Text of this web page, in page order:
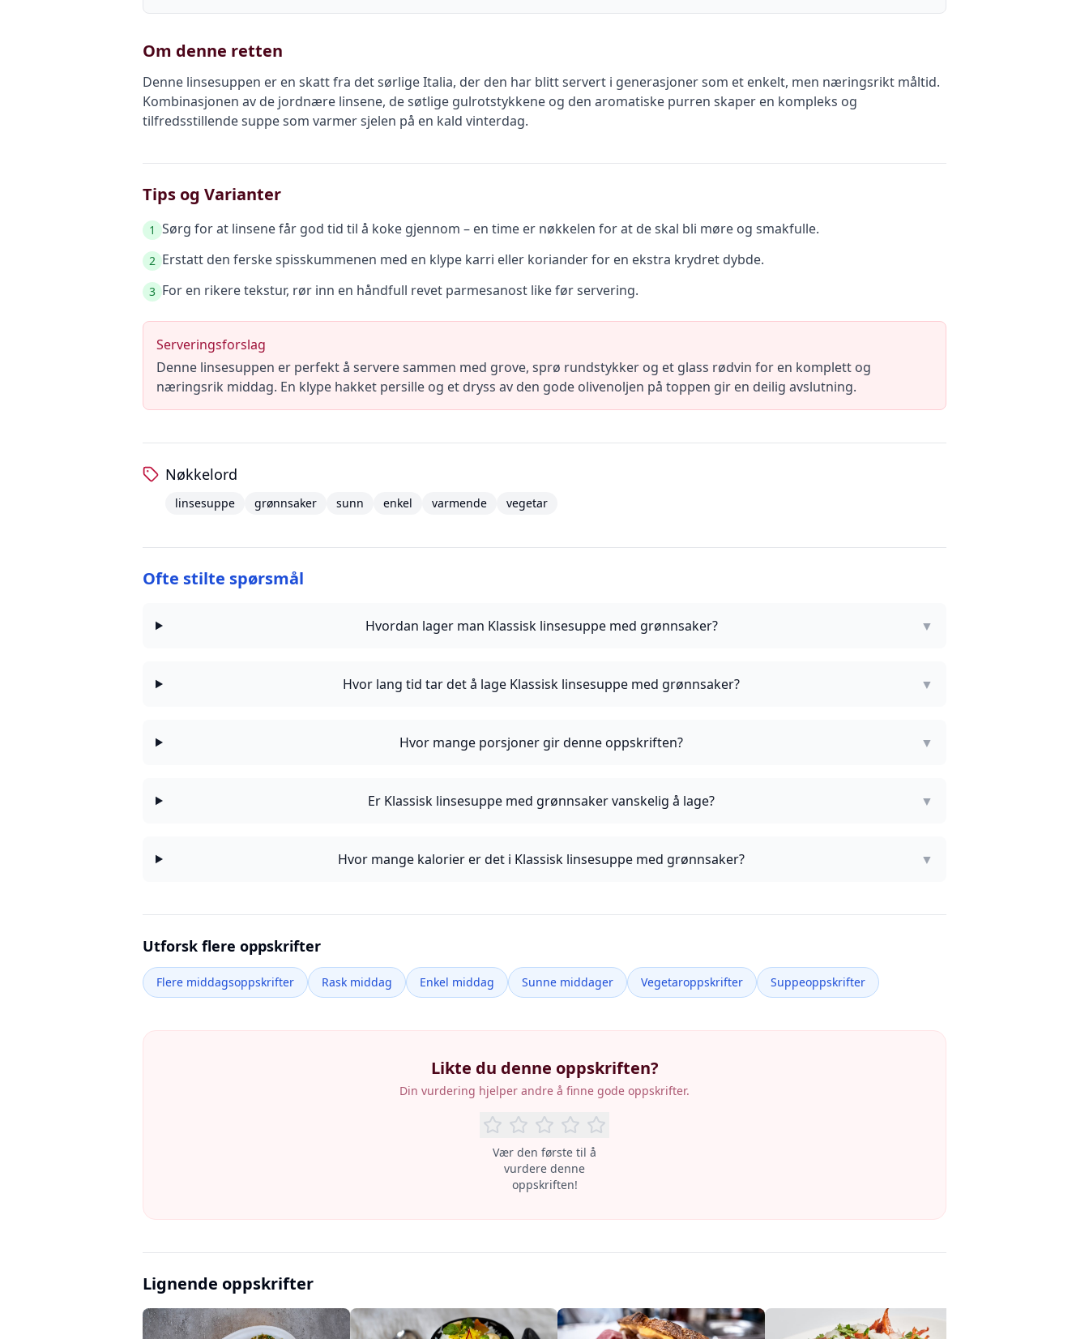
Om denne retten
Denne linsesuppen er en skatt fra det sørlige Italia, der den har blitt servert i generasjoner som et enkelt, men næringsrikt måltid.
Kombinasjonen av de jordnære linsene, de søtlige gulrotstykkene og den aromatiske purren skaper en kompleks og
tilfredsstillende suppe som varmer sjelen på en kald vinterdag.
Tips og Varianter
1 Sørg for at linsene får god tid til å koke gjennom – en time er nøkkelen for at de skal bli møre og smakfulle.
2 Erstatt den ferske spisskummenen med en klype karri eller koriander for en ekstra krydret dybde.
3 For en rikere tekstur, rør inn en håndfull revet parmesanost like før servering.
Serveringsforslag
Denne linsesuppen er perfekt å servere sammen med grove, sprø rundstykker og et glass rødvin for en komplett og
næringsrik middag. En klype hakket persille og et dryss av den gode olivenoljen på toppen gir en deilig avslutning.
Nøkkelord
linsesuppe grønnsaker sunn enkel varmende vegetar
Ofte stilte spørsmål
Hvordan lager man Klassisk linsesuppe med grønnsaker? ▼
Hvor lang tid tar det å lage Klassisk linsesuppe med grønnsaker? ▼
Hvor mange porsjoner gir denne oppskriften? ▼
Er Klassisk linsesuppe med grønnsaker vanskelig å lage? ▼
Hvor mange kalorier er det i Klassisk linsesuppe med grønnsaker? ▼
Utforsk flere oppskrifter
Flere middagsoppskrifter Rask middag Enkel middag Sunne middager Vegetaroppskrifter Suppeoppskrifter
Likte du denne oppskriften?
Din vurdering hjelper andre å finne gode oppskrifter.
Vær den første til å
vurdere denne
oppskriften!
Lignende oppskrifter